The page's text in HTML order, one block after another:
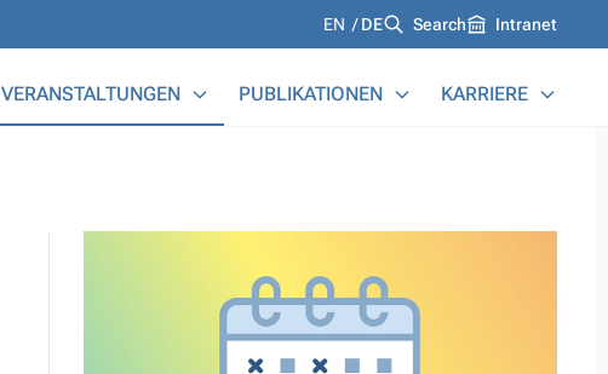
Languages
EN DE Search Intranet
VERANSTALTUNGEN PUBLIKATIONEN KARRIERE